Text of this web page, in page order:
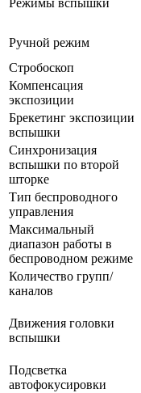
Ручной режим
Стробоскоп
Компенсация
экспозиции
Брекетинг экспозиции
вспышки
Синхронизация
вспышки по второй
шторке
Тип беспроводного
управления
Максимальный
диапазон работы в
беспроводном режиме
Количество групп/
каналов
Движения головки
вспышки
Подсветка
автофокусировки